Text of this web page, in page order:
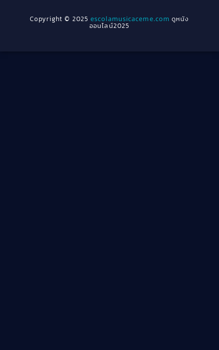
Cult Film(4)
1940
Copyright © 2025escolamusicaceme.com ดูหนัง
ออนไลน์2025